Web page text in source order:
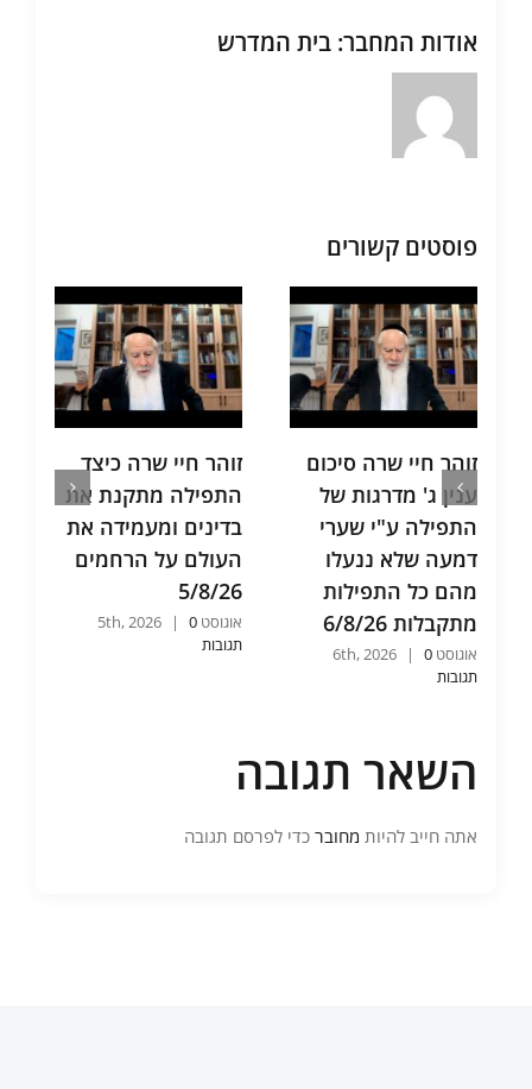
אודות המחבר: בית המדרש
פוסטים קשורים
זוהר חיי שרה סיכום
ענין ג' מדרגות של
התפילה ע"י שערי
דמעה שלא ננעלו
מהם כל התפילות
מתקבלות 6/8/26
אוגוסט 6th, 2026 |
0
תגובות
זוהר חיי שרה כיצד
התפילה מתקנת את
בדינים ומעמידה את
העולם על הרחמים
5/8/26
אוגוסט 5th, 2026 |
0
תגובות
השאר תגובה
אתה חייב להיות מחובר כדי לפרסם תגובה